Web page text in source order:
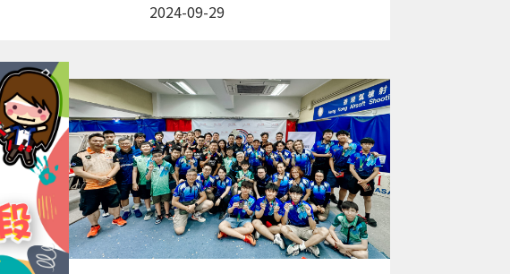
2024-09-29